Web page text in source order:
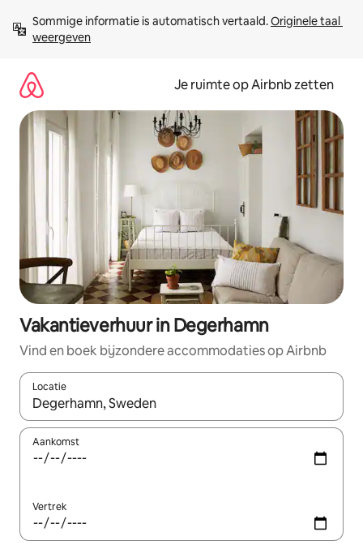
direct
naar
Sommige informatie is automatisch vertaald. Originele taal
weergeven
Je ruimte op Airbnb zetten
Vakantieverhuur in Degerhamn
Vind en boek bijzondere accommodaties op Airbnb
Locatie
Wanneer er suggesties beschikbaar zijn, maak je een keuze
Aankomst
Vertrek